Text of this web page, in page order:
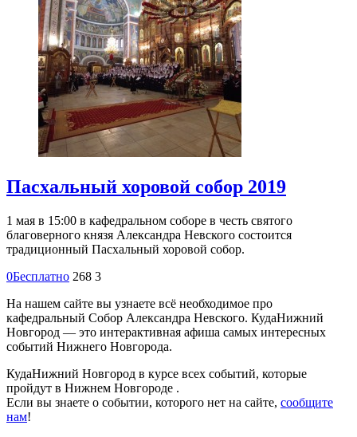
Пасхальный хоровой собор 2019
1 мая в 15:00 в кафедральном соборе в честь святого
благоверного князя Александра Невского состоится
традиционный Пасхальный хоровой собор.
0Бесплатно 268 3
На нашем сайте вы узнаете всё необходимое про
кафедральный Собор Александра Невского. КудаНижний
Новгород — это интерактивная афиша самых интересных
событий Нижнего Новгорода.
КудаНижний Новгород в курсе всех событий, которые
пройдут в Нижнем Новгороде .
Если вы знаете о событии, которого нет на сайте, сообщите
нам!